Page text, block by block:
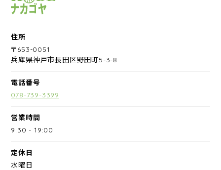
住所
〒653-0051
兵庫県神戸市長田区野田町5-3-8
電話番号
078-739-3399
営業時間
9:30 -19:00
定休日
水曜日